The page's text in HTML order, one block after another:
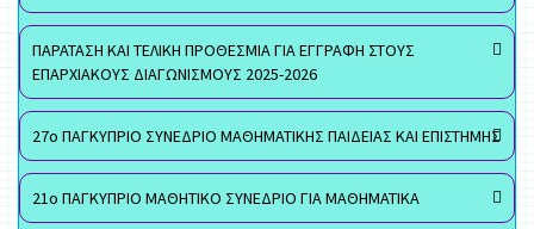
ΠΑΡΑΤΑΣΗ ΚΑΙ ΤΕΛΙΚΗ ΠΡΟΘΕΣΜΙΑ ΓΙΑ ΕΓΓΡΑΦΗ ΣΤΟΥΣ
ΕΠΑΡΧΙΑΚΟΥΣ ΔΙΑΓΩΝΙΣΜΟΥΣ 2025-2026
27ο ΠΑΓΚΥΠΡΙΟ ΣΥΝΕΔΡΙΟ ΜΑΘΗΜΑΤΙΚΗΣ ΠΑΙΔΕΙΑΣ ΚΑΙ ΕΠΙΣΤΗΜΗΣ
21ο ΠΑΓΚΥΠΡΙΟ ΜΑΘΗΤΙΚΟ ΣΥΝΕΔΡΙΟ ΓΙΑ ΜΑΘΗΜΑΤΙΚΑ